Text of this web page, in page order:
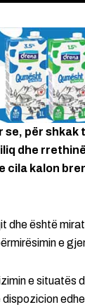
se, për shkak
dhe
kalon
dhe është
e
e situatës